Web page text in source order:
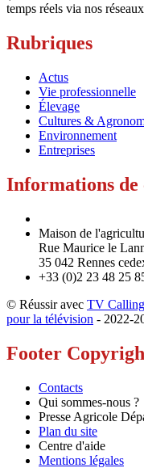
temps réels via nos
Rubriques
Actus
Vie professionnelle
Élevage
Cultures &
Environnement
Entreprises
Informations de
Maison de
Rue Maurice le
35 042 Rennes
+33 (0)2 23 48 25
© Réussir avec TV Calling
pour la télévision - 2022-
Footer
Contacts
Qui sommes-nous ?
Presse Agricole
Plan du site
Centre d'aide
Mentions légales